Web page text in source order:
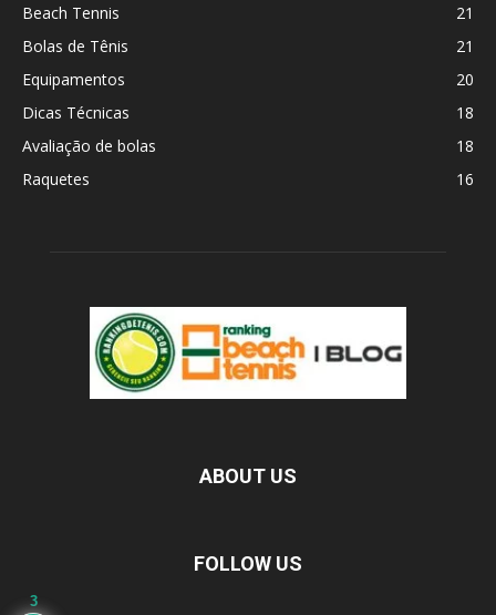
Beach Tennis
21
Bolas de Tênis
21
Equipamentos
20
Dicas Técnicas
18
Avaliação de bolas
18
Raquetes
16
ABOUT US
FOLLOW US
3